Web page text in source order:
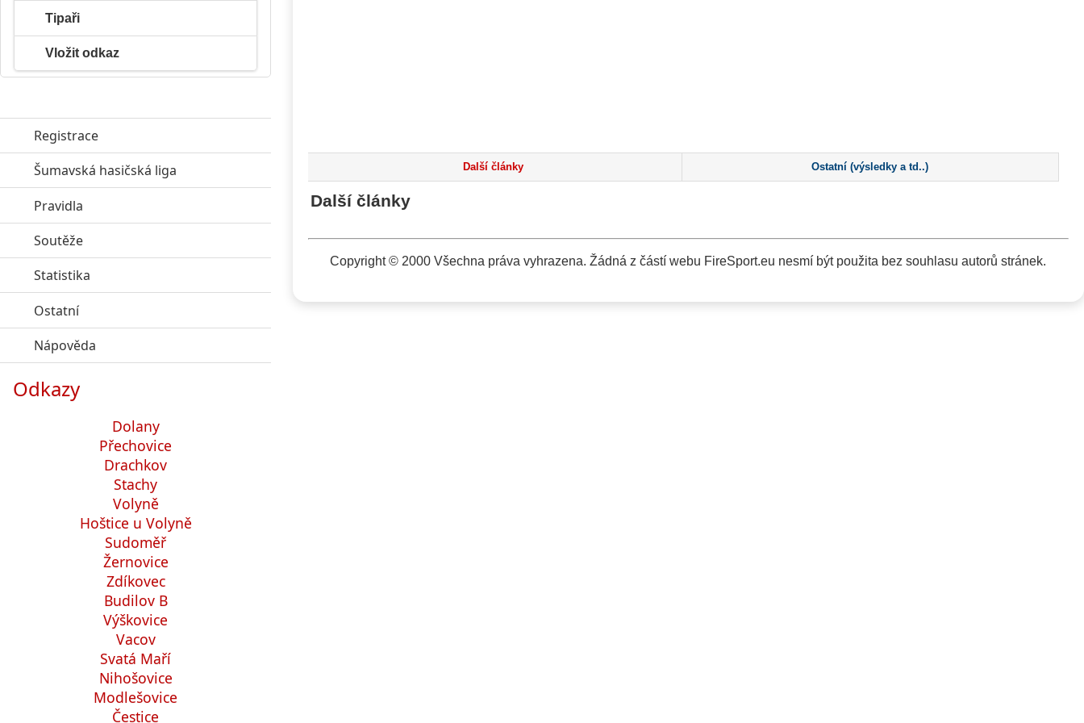
Další články Ostatní (výsledky a td..)
Další články
Copyright © 2000 Všechna práva vyhrazena. Žádná z částí webu FireSport.eu nesmí být použita bez souhlasu autorů stránek.
Tipaři
Vložit odkaz
Registrace
Šumavská hasičská liga
Pravidla
Soutěže
Statistika
Ostatníclick to expand contents
Nápověda
Odkazy
Dolany
Přechovice
Drachkov
Stachy
Volyně
Hoštice u Volyně
Sudoměř
Žernovice
Zdíkovec
Budilov B
Výškovice
Vacov
Svatá Maří
Nihošovice
Modlešovice
Čestice